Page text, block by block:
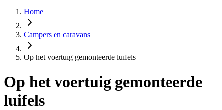
Home
Campers en caravans
Op het voertuig gemonteerde luifels
Op het voertuig gemonteerde
luifels